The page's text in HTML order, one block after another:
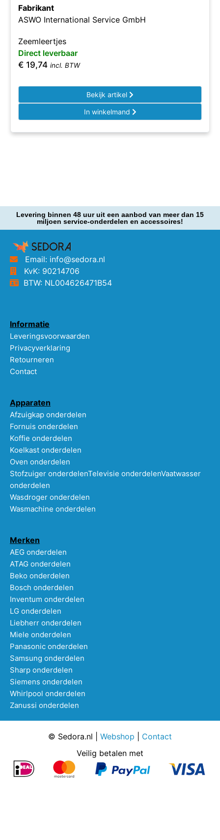
Fabrikant
ASWO International Service GmbH
Zeemleertjes
Direct leverbaar
€ 19,74 incl. BTW
Bekijk artikel
In winkelmand
Levering binnen 48 uur uit een aanbod van meer dan 15
miljoen service-onderdelen en accessoires!
Email: info@sedora.nl
KvK: 90214706
BTW: NL004626471B54
Informatie
Leveringsvoorwaarden
Privacyverklaring
Retourneren
Contact
Apparaten
Afzuigkap onderdelen
Fornuis onderdelen
Koffie onderdelen
Koelkast onderdelen
Oven onderdelen
Stofzuiger onderdelenTelevisie onderdelenVaatwasser
onderdelen
Wasdroger onderdelen
Wasmachine onderdelen
Merken
AEG onderdelen
ATAG onderdelen
Beko onderdelen
Bosch onderdelen
Inventum onderdelen
LG onderdelen
Liebherr onderdelen
Miele onderdelen
Panasonic onderdelen
Samsung onderdelen
Sharp onderdelen
Siemens onderdelen
Whirlpool onderdelen
Zanussi onderdelen
© Sedora.nl | Webshop
Contact
Veilig betalen met